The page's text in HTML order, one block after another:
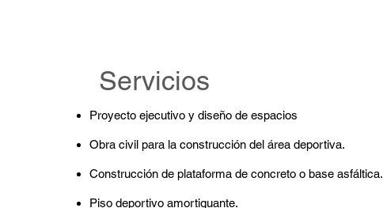
Servicios
Proyecto ejecutivo y diseño de espacios
Obra civil para la construcción del área deportiva.
Construcción de plataforma de concreto o base asfáltica.
Piso deportivo amortiguante.